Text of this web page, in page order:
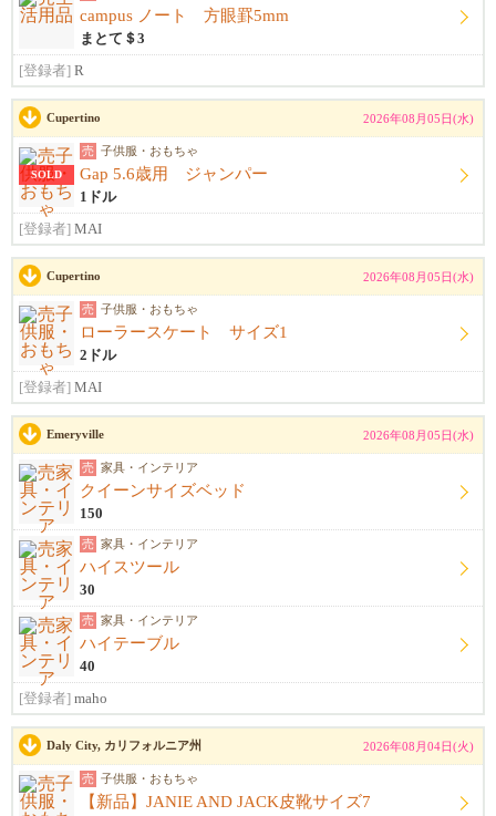
campus ノート 方眼罫5mm
まとて＄3
[登録者] R
Cupertino 2026年08月05日(水)
SOLD
売 子供服・おもちゃ
Gap 5.6歳用 ジャンパー
1ドル
[登録者] MAI
Cupertino 2026年08月05日(水)
売 子供服・おもちゃ
ローラースケート サイズ1
2ドル
[登録者] MAI
Emeryville 2026年08月05日(水)
売 家具・インテリア
クイーンサイズベッド
150
売 家具・インテリア
ハイスツール
30
売 家具・インテリア
ハイテーブル
40
[登録者] maho
Daly City, カリフォルニア州 2026年08月04日(火)
売 子供服・おもちゃ
【新品】JANIE AND JACK皮靴サイズ7